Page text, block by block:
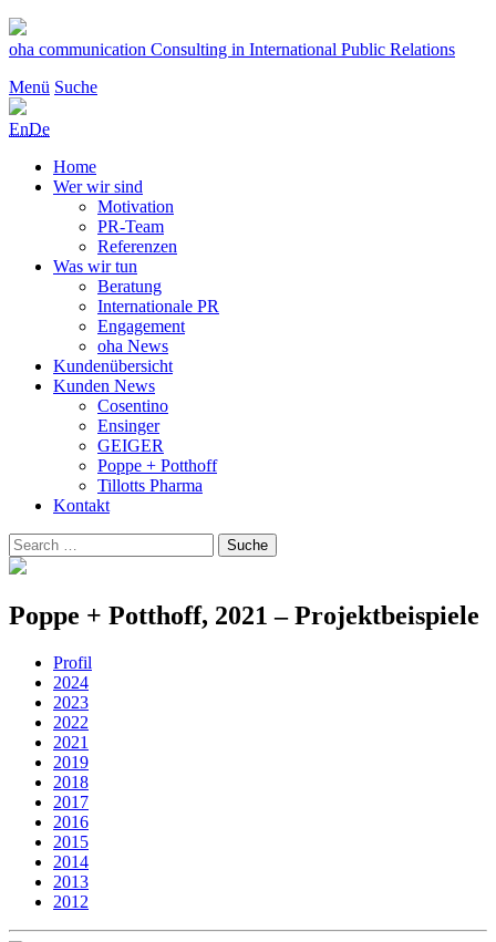
Zum
Inhalt
oha communication Consulting in International Public Relations
Menü Suche
EnDe
Home
Wer wir sind
Motivation
PR-Team
Referenzen
Was wir tun
Beratung
Internationale PR
Engagement
oha News
Kundenübersicht
Kunden News
Cosentino
Ensinger
GEIGER
Poppe + Potthoff
Tillotts Pharma
Kontakt
Suchen
nach:
Suche
Poppe + Potthoff, 2021 – Projektbeispiele
Profil
2024
2023
2022
2021
2019
2018
2017
2016
2015
2014
2013
2012